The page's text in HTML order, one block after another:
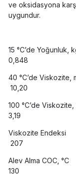
ve oksidasyona
uygundur.
15
0,848
40
10,20
100
3,19
207
Alev
130